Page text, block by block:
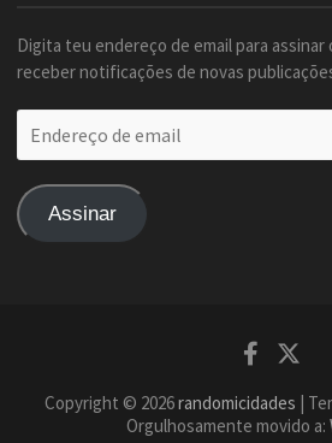
Digita teu endereço de email para assinar
receber notificações de novas
de
Assinar
Copyright © 2026randomicidades |
Orgulhosamente movido a: